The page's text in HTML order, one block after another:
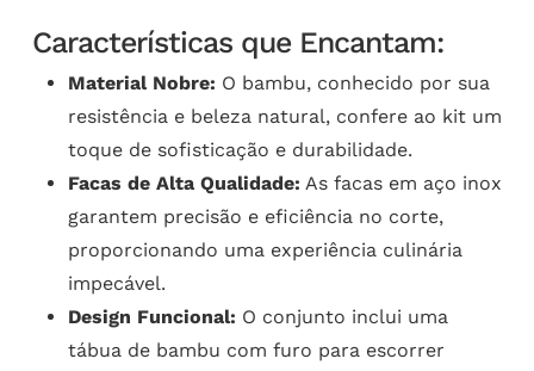
Características que Encantam:
Material Nobre: O bambu, conhecido por sua
resistência e beleza natural, confere ao kit um
toque de sofisticação e durabilidade.
Facas de Alta Qualidade: As facas em aço inox
garantem precisão e eficiência no corte,
proporcionando uma experiência culinária
impecável.
Design Funcional: O conjunto inclui uma
tábua de bambu com furo para escorrer